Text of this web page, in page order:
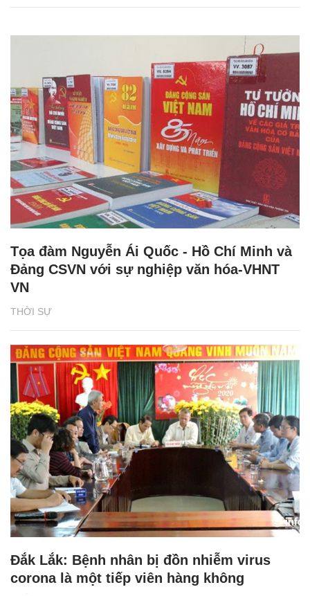
THỜI SỰ
Tọa đàm Nguyễn Ái Quốc - Hồ Chí Minh và
Đảng CSVN với sự nghiệp văn hóa-VHNT
VN
Đắk Lắk: Bệnh nhân bị đồn nhiễm virus
corona là một tiếp viên hàng không